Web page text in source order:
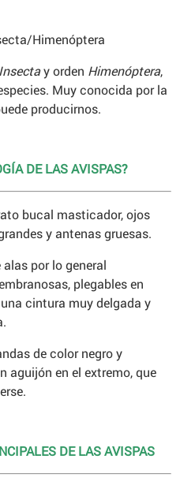
Himenóptera
Insectay orden Himenóptera,
Muy conocida por la
producirnos.
DE LAS AVISPAS?
bucal masticador, ojos
y antenas gruesas.
alas por lo general
plegables en
cintura muy delgada y
de color negro y
aguijón en el extremo, que
DE LAS AVISPAS